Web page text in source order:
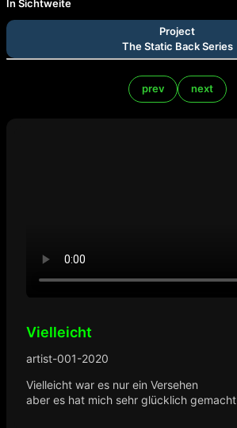
In Sichtweite
Project
The Static Back Series
prev next
Vielleicht
artist-001-2020
Vielleicht war es nur ein Versehen
aber es hat mich sehr glücklich gemacht